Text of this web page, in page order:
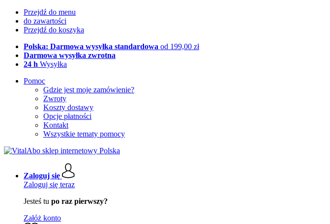
Przejdź do menu
do zawartości
Przejdź do koszyka
Polska: Darmowa wysyłka standardowa od 199,00 zł
Darmowa wysyłka zwrotna
24 h Wysyłka
Pomoc
Gdzie jest moje zamówienie?
Zwroty
Koszty dostawy
Opcje płatności
Kontakt
Wszystkie tematy pomocy
Zaloguj się
Zaloguj się teraz
Jesteś tu po raz pierwszy?
Załóż konto